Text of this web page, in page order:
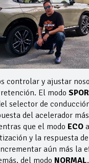
controlar y ajustar
El modo
selector de
del acelerador más
que el modo ECO
y la respuesta
aún más la
del modo NORMAL